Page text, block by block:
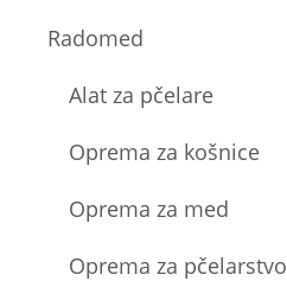
Radomed
Alat za pčelare
Oprema za košnice
Oprema za med
Oprema za pčelarstvo